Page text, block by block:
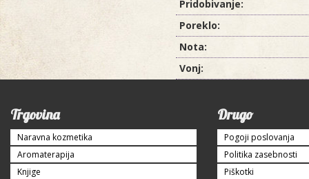
Pridobivanje:
Poreklo:
Nota:
Vonj:
Trgovina
Naravna kozmetika
Aromaterapija
Knjige
Drugo
Pogoji poslovanja
Politika zasebnosti
Piškotki